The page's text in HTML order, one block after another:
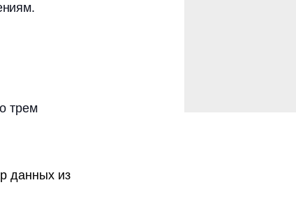
трем
данных из